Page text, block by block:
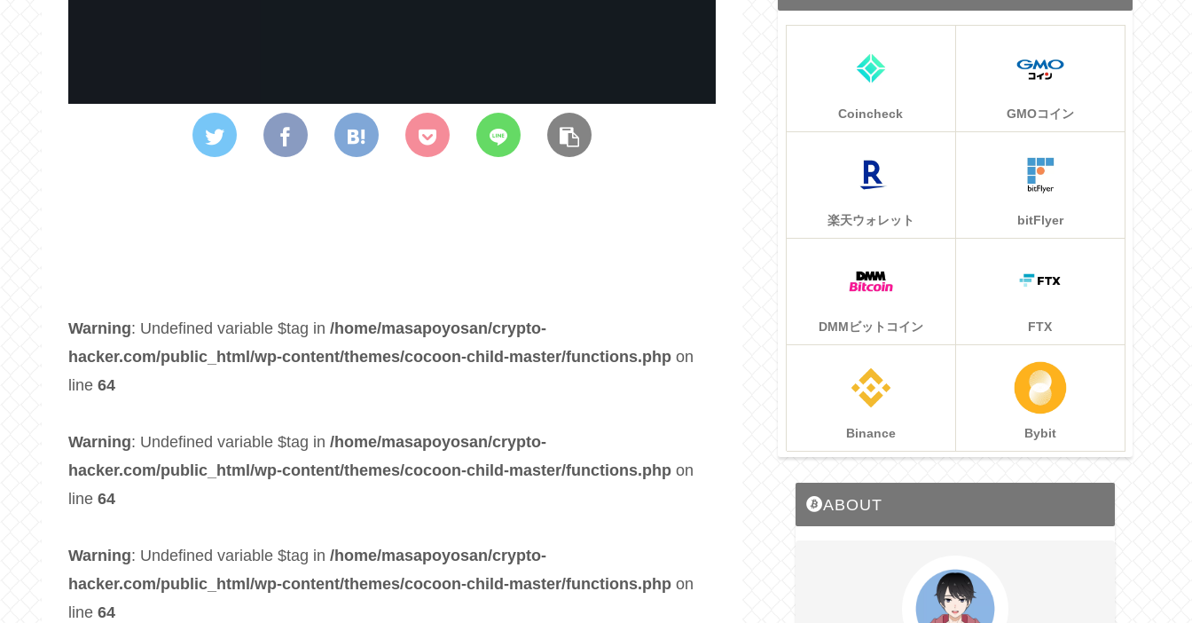
Warning: Undefined variable $tag in /home/masapoyosan/crypto-
hacker.com/public_html/wp-content/themes/cocoon-child-master/functions.php on
line 64
Warning: Undefined variable $tag in /home/masapoyosan/crypto-
hacker.com/public_html/wp-content/themes/cocoon-child-master/functions.php on
line 64
Warning: Undefined variable $tag in /home/masapoyosan/crypto-
hacker.com/public_html/wp-content/themes/cocoon-child-master/functions.php on
line 64
Coincheck GMOコイン
楽天ウォレット bitFlyer
DMMビットコイン FTX
Binance Bybit
ABOUT